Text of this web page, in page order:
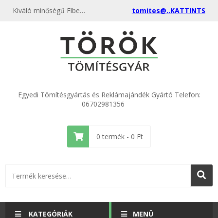
Kiváló minőségű Fíber tömítés 16x24x2 (100 db) kedvező áron hazai gyártótól tomites@..KATTINTS
Egyedi Tömítésgyártás és Reklámajándék Gyártó Telefon:
06702981356
0 termék - 0 Ft
KATEGÓRIÁK MENÜ